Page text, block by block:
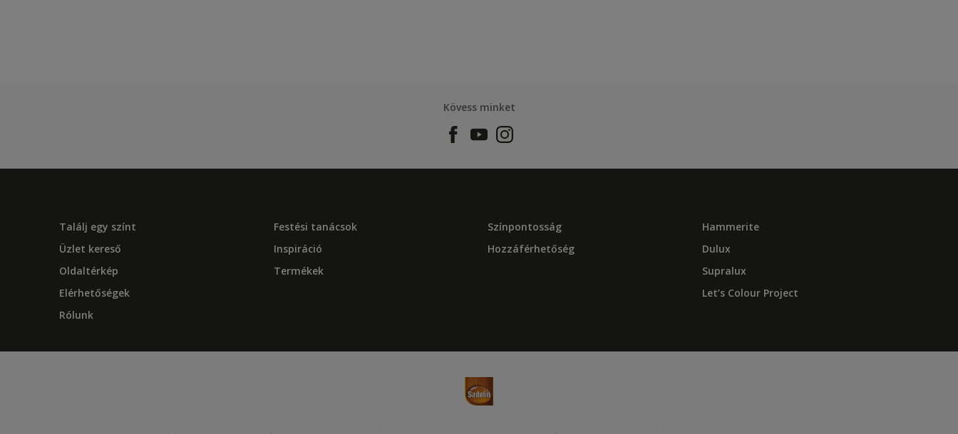
Kövess minket
Találj egy színt
Üzlet kereső
Oldaltérkép
Elérhetőségek
Rólunk
Festési tanácsok
Inspiráció
Termékek
Színpontosság
Hozzáférhetőség
Hammerite
Dulux
Supralux
Let’s Colour Project